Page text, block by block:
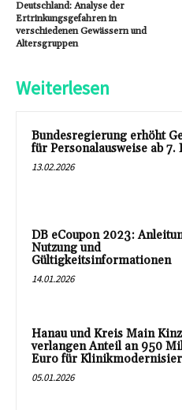
Deutschland: Analyse der
Ertrinkungsgefahren in
verschiedenen Gewässern und
Altersgruppen
Weiterlesen
Bundesregierung erhöht
für Personalausweise ab 7.
13.02.2026
DB eCoupon 2023:
Nutzung und
Gültigkeitsinformationen
14.01.2026
Hanau und Kreis Main
verlangen Anteil an 950
Euro für
05.01.2026